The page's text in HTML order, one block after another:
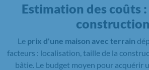
Estimation des coûts
construction
Le prix d'une maison avec terrain
facteurs : localisation, taille de la
bâtie. Le budget moyen pour acquérir